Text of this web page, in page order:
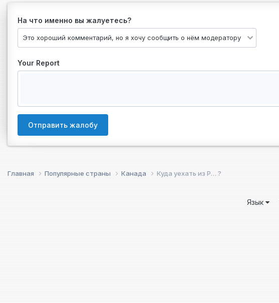
На что именно вы жалуетесь?
Your Report
Отправить жалобу
Главная Популярные страны Канада Куда уехать из Р… ?
Язык